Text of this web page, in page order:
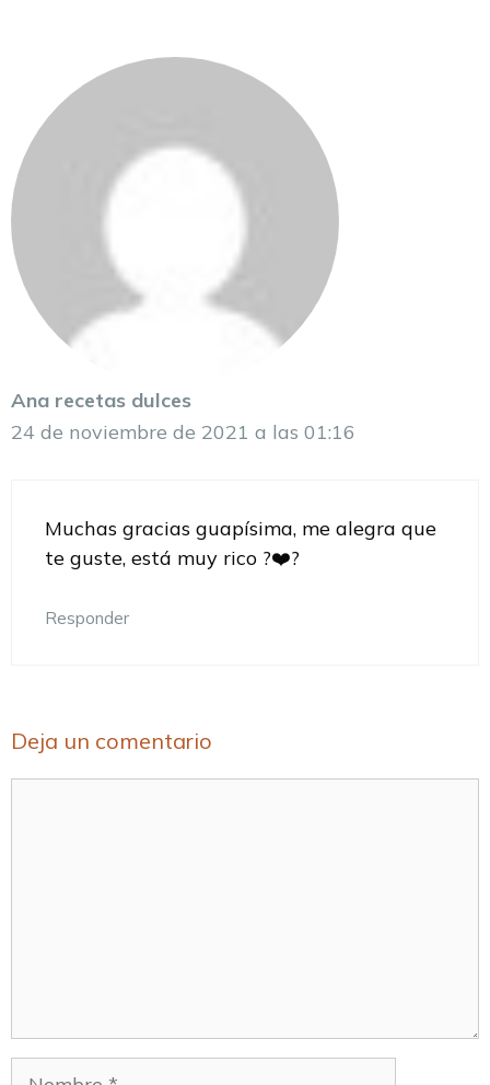
Ana recetas dulces
24 de noviembre de 2021 a las 01:16
Muchas gracias guapísima, me alegra que
te guste, está muy rico ?❤️?
Responder
Deja un comentario